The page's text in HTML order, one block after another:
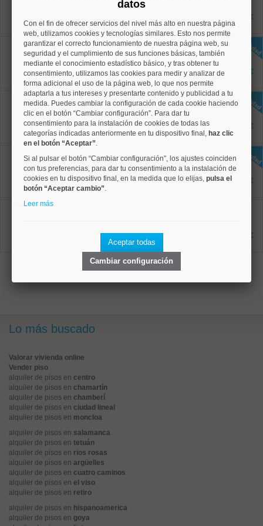
1 baños
1.800 €
Chamberí, Vallehermoso
Ref: 50004824
35 m²
1 dormitorios
1 baños
1.025 €
Chamberí, Trafalgar
Ref: 50004829
96 m²
2 dormitorios
2 baños
2.200 €
Ref: 50004821
65 m²
2 dormitorios
1 baños
1.700 €
3 dormitorios
1 baños
1.845 €
anterior 1 2
Lo más buscado
Valorar vivienda online
Vender piso
alquiler de pisos en centro
alquiler de pisos en chamartín
alquiler de pisos en chamberí
alquiler de pisos en ciudad lineal
alquiler de pisos en moncloa
alquiler de pisos en salamanca
alquiler de pisos en tetuán
alquiler de pisos en rios rosas
alquiler de pisos en argüelles
alquiler de pisos en cuatro caminos
alquiler de pisos en el viso
alquiler de pisos en retiro
alquiler de pisos en hispanoamerica
alquiler de pisos en goya
datos
Con el fin de ofrecer servicios del nivel más alto en nuestra página
web, utilizamos cookies y tecnologías similares. Esto nos permite
garantizar el correcto funcionamiento de nuestra página web, su
seguridad y el cumplimiento de sus funciones básicas, también
mediante el conocimiento estadístico básico, y tras obtener tu
consentimiento, utilizamos las cookies para medir y analizar de
forma adicional el uso de la página web, lo que nos permite
adaptarla a tus intereses y presentarte contenido y publicidad a tu
medida. Puedes cambiar la configuración de cada cookie haciendo
clic en el botón “Cambiar configuración”. Para dar tu
consentimiento para la instalación de cookies de todas las
categorías indicadas anteriormente en tu dispositivo final, haz clic
en el botón “Aceptar”.
Si al pulsar el botón “Cambiar configuración”, los ajustes coinciden
con tus preferencias, para dar tu consentimiento a la instalación de
cookies en tu dispositivo final, en la medida que lo elijas, pulsa el
botón “Aceptar cambio”.
Leer más
Aceptar todas
Cambiar configuración